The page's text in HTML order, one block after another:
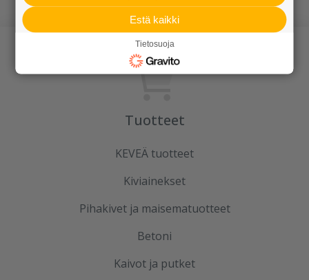
Tuotteet
KEVEÄ tuotteet
Kiviainekset
Pihakivet ja maisematuotteet
Betoni
Kaivot ja putket
Estä kaikki
Tietosuoja